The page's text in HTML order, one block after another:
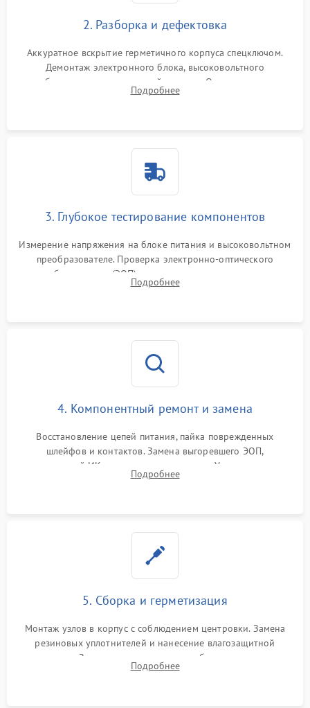
2. Разборка и дефектовка
Аккуратное вскрытие герметичного корпуса спецключом.
Демонтаж электронного блока, высоковольтного
преобразователя и оптической системы. Осмотр контактов
на окисление и проверка целостности уплотнительных
Подробнее
3. Глубокое тестирование компонентов
Измерение напряжения на блоке питания и высоковольтном
преобразователе. Проверка электронно-оптического
преобразователя (ЭОП) на стенде на предмет эмиссии,
шумов и засветок. Диагностика микросхем цифровых
Подробнее
4. Компонентный ремонт и замена
Восстановление цепей питания, пайка поврежденных
шлейфов и контактов. Замена выгоревшего ЭОП,
неисправной ИК-подсветки или матрицы. Ультразвуковая
очистка плат и удаление загрязнений с линз объектива и
Подробнее
5. Сборка и герметизация
Монтаж узлов в корпус с соблюдением центровки. Замена
резиновых уплотнителей и нанесение влагозащитной
смазки. Заполнение внутреннего объема прицела
осушенным азотом для предотвращения запотевания оптики
Подробнее